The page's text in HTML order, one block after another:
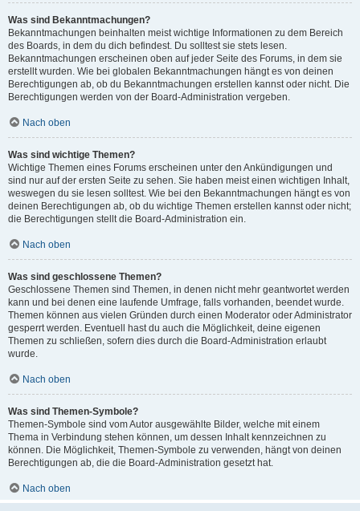
Was sind Bekanntmachungen?
Bekanntmachungen beinhalten meist wichtige Informationen zu dem Bereich
des Boards, in dem du dich befindest. Du solltest sie stets lesen.
Bekanntmachungen erscheinen oben auf jeder Seite des Forums, in dem sie
erstellt wurden. Wie bei globalen Bekanntmachungen hängt es von deinen
Berechtigungen ab, ob du Bekanntmachungen erstellen kannst oder nicht. Die
Berechtigungen werden von der Board-Administration vergeben.
Nach oben
Was sind wichtige Themen?
Wichtige Themen eines Forums erscheinen unter den Ankündigungen und
sind nur auf der ersten Seite zu sehen. Sie haben meist einen wichtigen Inhalt,
weswegen du sie lesen solltest. Wie bei den Bekanntmachungen hängt es von
deinen Berechtigungen ab, ob du wichtige Themen erstellen kannst oder nicht;
die Berechtigungen stellt die Board-Administration ein.
Nach oben
Was sind geschlossene Themen?
Geschlossene Themen sind Themen, in denen nicht mehr geantwortet werden
kann und bei denen eine laufende Umfrage, falls vorhanden, beendet wurde.
Themen können aus vielen Gründen durch einen Moderator oder Administrator
gesperrt werden. Eventuell hast du auch die Möglichkeit, deine eigenen
Themen zu schließen, sofern dies durch die Board-Administration erlaubt
wurde.
Nach oben
Was sind Themen-Symbole?
Themen-Symbole sind vom Autor ausgewählte Bilder, welche mit einem
Thema in Verbindung stehen können, um dessen Inhalt kennzeichnen zu
können. Die Möglichkeit, Themen-Symbole zu verwenden, hängt von deinen
Berechtigungen ab, die die Board-Administration gesetzt hat.
Nach oben